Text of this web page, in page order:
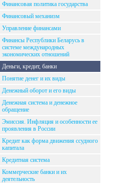
Финансовая политика государства
Финансовый механизм
Управление финансами
Финансы Республики Беларусь в
системе международных
экономических отношений
Деньги, кредит, банки
Понятие денег и их виды
Денежный оборот и его виды
Денежная система и денежное
обращение
Эмиссия. Инфляция и особенности ее
проявления в России
Кредит как форма движения ссудного
капитала
Кредитная система
Коммерческие банки и их
деятельность